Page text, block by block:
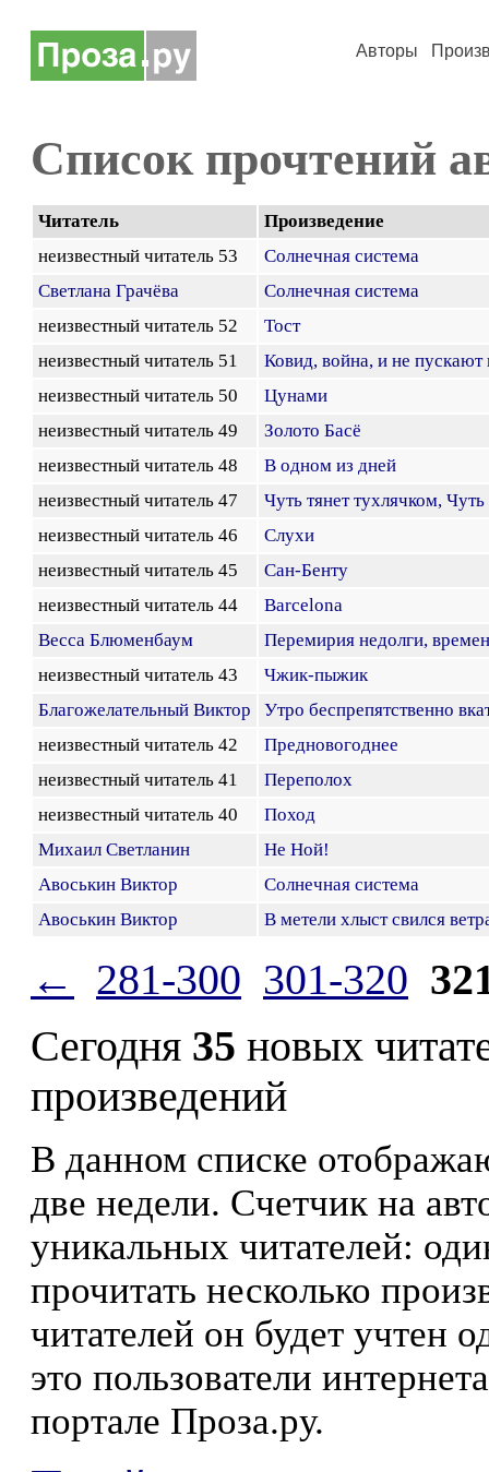
Авторы
Список прочтений
Читатель
Произведение
неизвестный читатель 53
Солнечная система
Светлана Грачёва
Солнечная система
неизвестный читатель 52
Тост
неизвестный читатель 51
Ковид, война, и не пускают
неизвестный читатель 50
Цунами
неизвестный читатель 49
Золото Басё
неизвестный читатель 48
В одном из дней
неизвестный читатель 47
Чуть тянет тухлячком, Чуть
неизвестный читатель 46
Слухи
неизвестный читатель 45
Сан-Бенту
неизвестный читатель 44
Barcelona
Весса Блюменбаум
Перемирия недолги,
неизвестный читатель 43
Чжик-пыжик
Благожелательный Виктор
Утро беспрепятственно
неизвестный читатель 42
Предновогоднее
неизвестный читатель 41
Переполох
неизвестный читатель 40
Поход
Михаил Светланин
Не Ной!
Авоськин Виктор
Солнечная система
Авоськин Виктор
В метели хлыст свился
← 281-300 301-320
Сегодня 35 новых
произведений
В данном списке
две недели. Счетчик на
уникальных читателей:
прочитать несколько
читателей он будет учтен
это пользователи
портале Проза.ру.